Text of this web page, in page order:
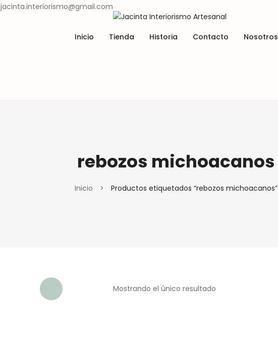
jacinta.interiorismo@gmail.com
Inicio Tienda Historia Contacto Nosotros
rebozos michoacanos
Inicio > Productos etiquetados “rebozos michoacanos”
Mostrando el único resultado